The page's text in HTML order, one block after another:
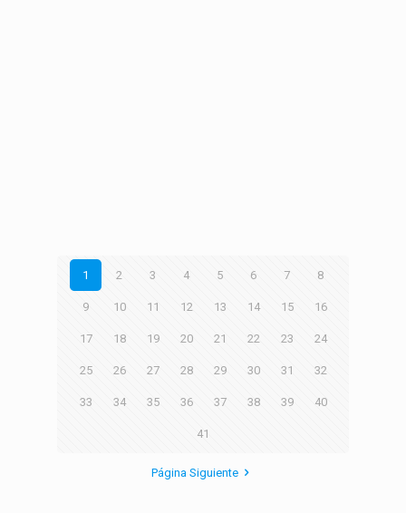
1 2 3 4 5 6 7 8
9 10 11 12 13 14 15 16
17 18 19 20 21 22 23 24
25 26 27 28 29 30 31 32
33 34 35 36 37 38 39 40
41
Página Siguiente